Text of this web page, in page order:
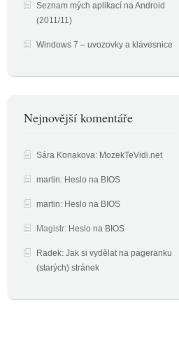
Seznam mých aplikací na Android
(2011/11)
Windows 7 – uvozovky a klávesnice
Nejnovější komentáře
Sára Konakova: MozekTeVidi.net
martin: Heslo na BIOS
martin: Heslo na BIOS
Magistr: Heslo na BIOS
Radek: Jak si vydělat na pageranku
(starých) stránek